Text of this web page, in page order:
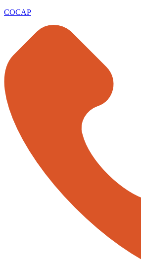
COCAP